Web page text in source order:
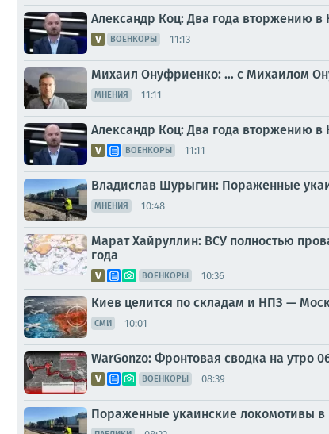
Александр Коц: Два года вторжению в
ВОЕНКОРЫ 11:13
Михаил Онуфриенко: … с Михаилом
МНЕНИЯ 11:11
Александр Коц: Два года вторжению в
ВОЕНКОРЫ 11:11
Владислав Шурыгин: Пораженные
МНЕНИЯ 10:48
Марат Хайруллин: ВСУ полностью
года
ВОЕНКОРЫ 10:36
Киев целится по складам и НПЗ —
СМИ 10:01
WarGonzo: Фронтовая сводка на утро
ВОЕНКОРЫ 08:39
Пораженные укаинские локомотивы в